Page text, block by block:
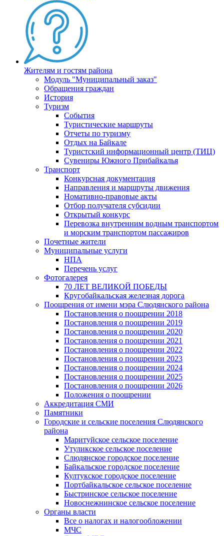
Жителям и гостям района
Модуль "Муниципальный заказ"
Обращения граждан
История
Туризм
События
Туристические маршруты
Отчеты по туризму
Отдых на Байкале
Туристский информационный центр (ТИЦ)
Сувениры Южного Прибайкалья
Транспорт
Конкурсная документация
Направления и маршруты движения
Номативно-правовые акты
Отбор получателя субсидии
Открытый конкурс
Перевозка внутренним водным транспортом
и морским транспортом пассажиров
Почетные жители
Муниципальные услуги
НПА
Перечень услуг
Фотогалерея
70 ЛЕТ ВЕЛИКОЙ ПОБЕДЫ
Кругобайкальская железная дорога
Поощрения от имени мэра Слюдянского района
Постановления о поощрении 2018
Постановления о поощрении 2019
Постановления о поощрении 2020
Постановления о поощрении 2021
Постановления о поощрении 2022
Постановления о поощрении 2023
Постановления о поощрении 2024
Постановления о поощрении 2025
Постановления о поощрении 2026
Положения о поощрении
Аккредитация СМИ
Памятники
Городские и сельские поселения Слюдянского
района
Маритуйское сельское поселение
Утуликское сельское поселение
Слюдянское городское поселение
Байкальское городское поселение
Култукское городское поселение
Портбайкальское сельское поселение
Быстринское сельское поселение
Новоснежнинское сельское поселение
Органы власти
Все о налогах и налогообложении
МЧС